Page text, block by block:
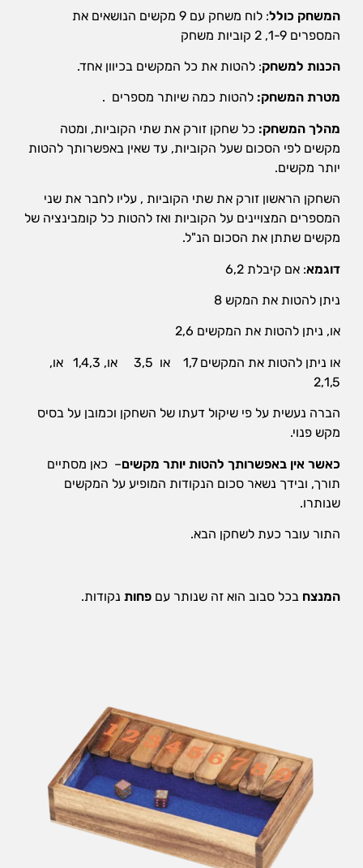
המשחק כולל
: לוח משחק עם 9 מקשים הנושאים את
המספרים 1-9, 2 קוביות משחק
הכנות למשחק: להטות את כל המקשים בכיוון אחד.
מטרת המשחק: להטות כמה שיותר מספרים .
מהלך המשחק: כל שחקן זורק את שתי הקוביות, ומטה
מקשים לפי הסכום שעל הקוביות, עד שאין באפשרותך להטות
יותר מקשים.
השחקן הראשון זורק את שתי הקוביות , עליו לחבר את שני
המספרים המצויינים על הקוביות ואז להטות כל קומבינציה של
מקשים שתתן את הסכום הנ"ל.
דוגמא: אם קיבלת 6,2
ניתן להטות את המקש 8
או, ניתן להטות את המקשים 2,6
או ניתן להטות את המקשים 1,7 או 3,5 או, 1,4,3 או,
2,1,5
הברה נעשית על פי שיקול דעתו של השחקן וכמובן על בסיס
מקש פנוי.
כאשר אין באפשרותך להטות יותר מקשים– כאן מסתיים
תורך, ובידך נשאר סכום הנקודות המופיע על המקשים
שנותרו.
התור עובר כעת לשחקן הבא.
המנצח בכל סבוב הוא זה שנותר עם פחותנקודות.
לאפשר
עוגיות אלה,
מהפונקציות
יהיו זמינות.
שיווק
על-ידי
תחומי
העניין
שלכם
הגלישה
מגדילים
לראות תוכן
מותאמים
אישית.